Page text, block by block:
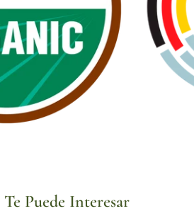
Puede Interesar